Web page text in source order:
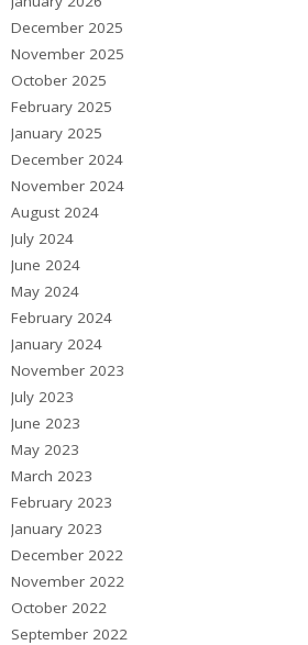
December 2025
November 2025
October 2025
February 2025
January 2025
December 2024
November 2024
August 2024
July 2024
June 2024
May 2024
February 2024
January 2024
November 2023
July 2023
June 2023
May 2023
March 2023
February 2023
January 2023
December 2022
November 2022
October 2022
September 2022